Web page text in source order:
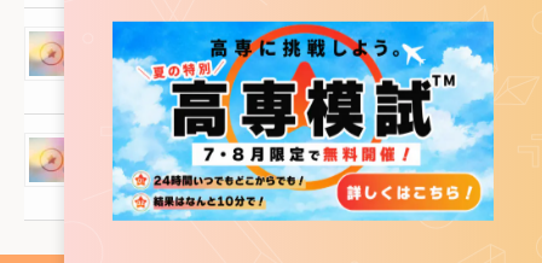
地元の塾に高専のデータがない？そんな時にすぐ実践すべ
き3つの対策法！
2026年7月28日
友達みんな高校へ行くから不安…自分が高専に向いてるか5
分でわかるセルフチェック！
2026年7月28日